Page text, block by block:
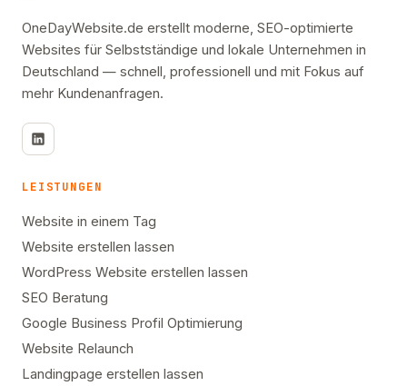
OneDayWebsite.de erstellt moderne, SEO-optimierte
Websites für Selbstständige und lokale Unternehmen in
Deutschland — schnell, professionell und mit Fokus auf
mehr Kundenanfragen.
LEISTUNGEN
Website in einem Tag
Website erstellen lassen
WordPress Website erstellen lassen
SEO Beratung
Google Business Profil Optimierung
Website Relaunch
Landingpage erstellen lassen